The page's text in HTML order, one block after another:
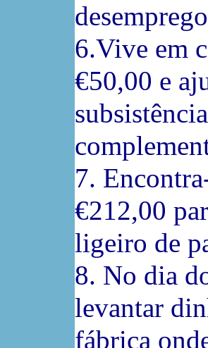
6.Vive em
€50,00 e
7.
€212,00
ligeiro de
8. No dia
levantar
fábrica